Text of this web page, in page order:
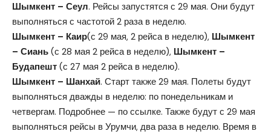
Шымкент – Сеул. Рейсы запустятся с 29 мая. Они будут
выполняться с частотой 2 раза в неделю.
Шымкент – Каир(с 29 мая, 2 рейса в неделю), Шымкент
– Сиань (с 28 мая 2 рейса в неделю), Шымкент –
Будапешт (с 27 мая 2 рейса в неделю).
Шымкент – Шанхай. Старт также 29 мая. Полеты будут
выполняться дважды в неделю: по понедельникам и
четвергам. Подробнее — по ссылке. Также будут с 29 мая
выполняться рейсы в Урумчи, два раза в неделю. Время в